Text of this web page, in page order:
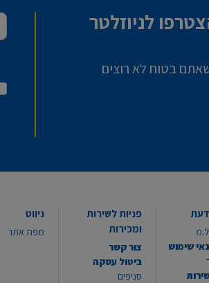
לניוזלטר
בטוח לא רוצים
שימוש
פניות לשירות
ומכירות
צור קשר
ביטול עסקה
סניפים
ניווט
מפת אתר